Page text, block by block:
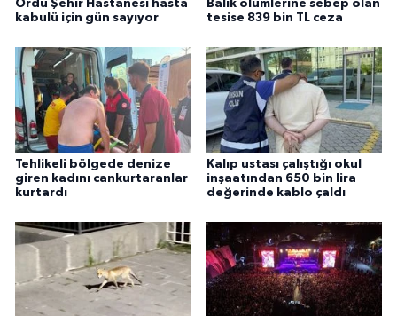
Ordu Şehir Hastanesi hasta
kabulü için gün sayıyor
Balık ölümlerine sebep olan
tesise 839 bin TL ceza
Tehlikeli bölgede denize
giren kadını cankurtaranlar
kurtardı
Kalıp ustası çalıştığı okul
inşaatından 650 bin lira
değerinde kablo çaldı